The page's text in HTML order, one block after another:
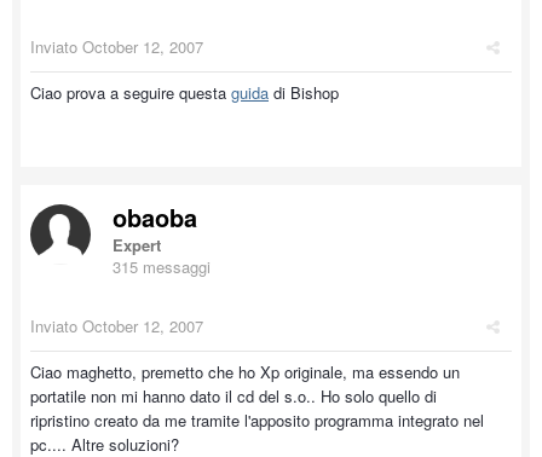
Inviato October 12, 2007
Ciao prova a seguire questa guida di Bishop
obaoba
Expert
315 messaggi
Inviato October 12, 2007
Ciao maghetto, premetto che ho Xp originale, ma essendo un
portatile non mi hanno dato il cd del s.o.. Ho solo quello di
ripristino creato da me tramite l'apposito programma integrato nel
pc.... Altre soluzioni?